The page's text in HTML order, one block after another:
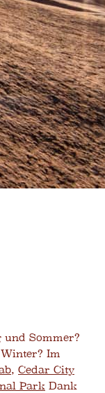
Sommer?
Im
, Cedar City
Park Dank